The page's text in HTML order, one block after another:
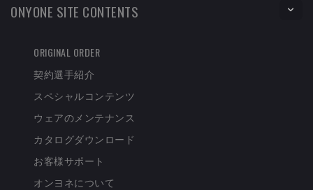
ONYONE SITE CONTENTS
ORIGINAL ORDER
契約選手紹介
スペシャルコンテンツ
ウェアのメンテナンス
カタログダウンロード
お客様サポート
オンヨネについて